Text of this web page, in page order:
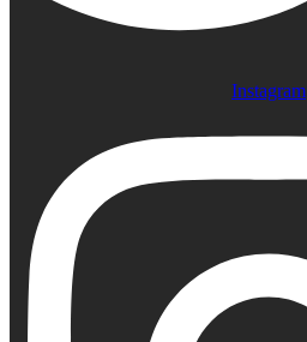
Instagram